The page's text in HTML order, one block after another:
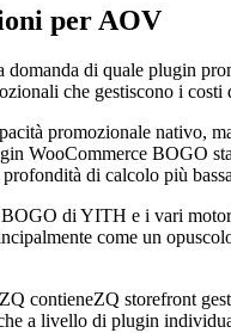
per AOV
di quale plugin
che gestiscono i costi
promozionale nativo,
WooCommerce BOGO
di calcolo più
di YITH e i vari
come un
storefront
a livello di plugin